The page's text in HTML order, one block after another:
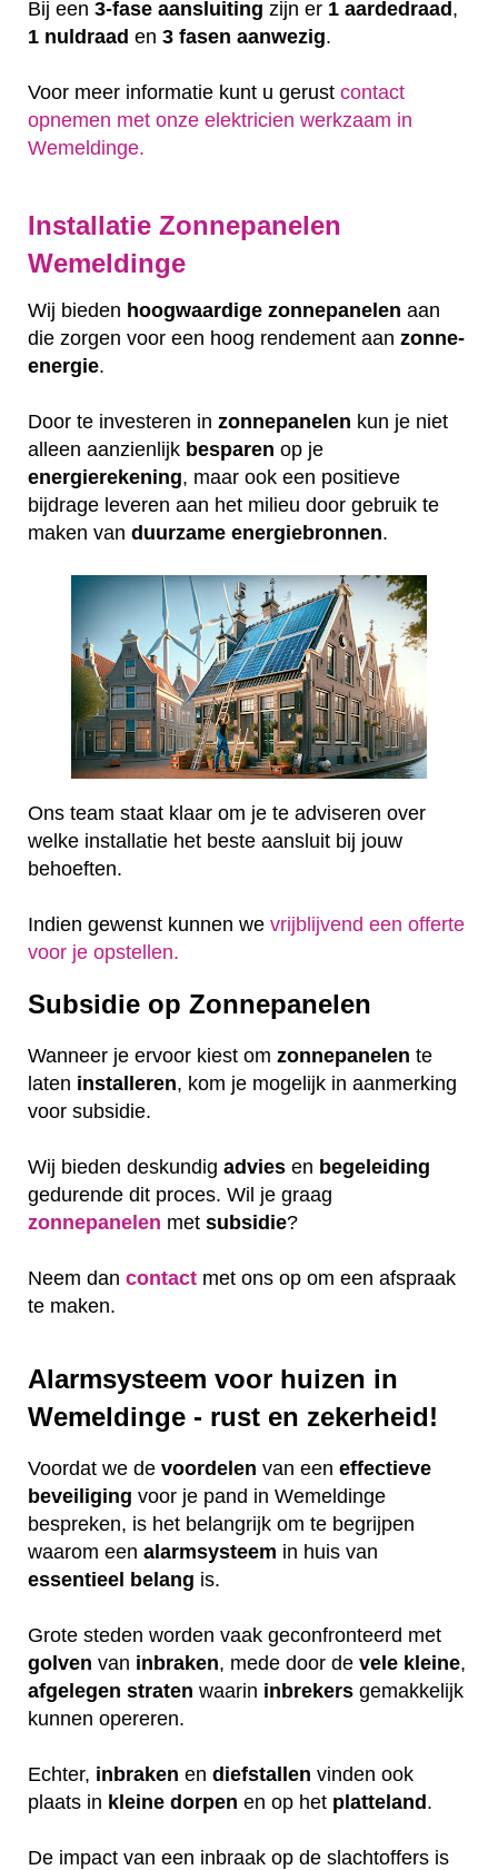
Bij een 3-fase aansluiting zijn er 1 aardedraad,
1 nuldraad en 3 fasen aanwezig.
Voor meer informatie kunt u gerust contact
opnemen met onze elektricien werkzaam in
Wemeldinge.
Installatie Zonnepanelen
Wemeldinge
Wij bieden hoogwaardige zonnepanelen aan
die zorgen voor een hoog rendement aan zonne-
energie.
Door te investeren in zonnepanelen kun je niet
alleen aanzienlijk besparen op je
energierekening, maar ook een positieve
bijdrage leveren aan het milieu door gebruik te
maken van duurzame energiebronnen.
Ons team staat klaar om je te adviseren over
welke installatie het beste aansluit bij jouw
behoeften.
Indien gewenst kunnen we vrijblijvend een offerte
voor je opstellen.
Subsidie op Zonnepanelen
Wanneer je ervoor kiest om zonnepanelen te
laten installeren, kom je mogelijk in aanmerking
voor subsidie.
Wij bieden deskundig advies en begeleiding
gedurende dit proces. Wil je graag
zonnepanelen met subsidie?
Neem dan contact met ons op om een afspraak
te maken.
Alarmsysteem voor huizen in
Wemeldinge - rust en zekerheid!
Voordat we de voordelen van een effectieve
beveiliging voor je pand in Wemeldinge
bespreken, is het belangrijk om te begrijpen
waarom een alarmsysteem in huis van
essentieel belang is.
Grote steden worden vaak geconfronteerd met
golven van inbraken, mede door de vele kleine,
afgelegen straten waarin inbrekers gemakkelijk
kunnen opereren.
Echter, inbraken en diefstallen vinden ook
plaats in kleine dorpen en op het platteland.
De impact van een inbraak op de slachtoffers is